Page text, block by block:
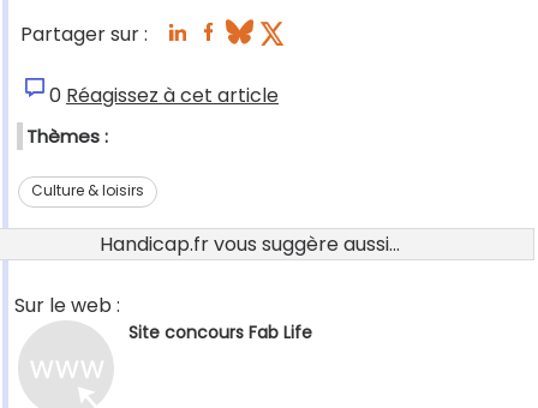
Partager sur :
0 Réagissez à cet article
Thèmes :
Culture & loisirs
Handicap.fr vous suggère aussi...
Sur le web :
Site concours Fab Life